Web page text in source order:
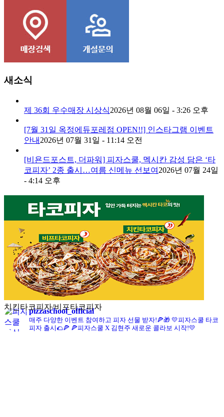
새소식
제 36회 우수매장 시상식2026년 08월 06일 - 3:26 오후
[7월 31일 옥정에듀포레점 OPEN!!] 인스타그램 이벤트
안내 2026년 07월 31일 - 11:14 오전
[비욘드포스트, 더파워] 피자스쿨, 멕시칸 감성 담은 ‘타
코피자’ 2종 출시…여름 신메뉴 선보여 2026년 07월 24일
- 4:14 오후
콘치즈피자pizzaschool_official
매주 다양한 이벤트 참여하고 피자 선물 받자!🍕🎁 💛피자스쿨 타코
피자 출시🌮🍕 🍕피자스쿨 X 김현주 새로운 콜라보 시작!💛